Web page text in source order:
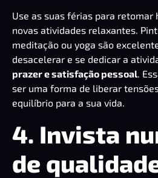
Use as suas férias para retomar
novas atividades relaxantes.
meditação ou yoga são
desacelerar e se dedicar a
prazer e satisfação pessoal.
ser uma forma de liberar
equilíbrio para a sua vida.
4. Invista
de